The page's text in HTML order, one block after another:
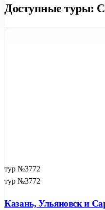
Доступные туры:
тур №3772
тур №3772
Казань, Ульяновск и